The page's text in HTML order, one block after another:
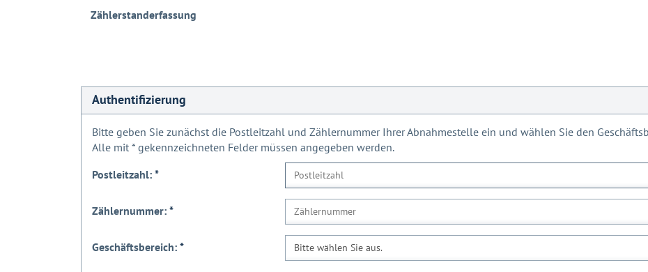
Zählerstanderfassung
Authentifizierung
Bitte geben Sie zunächst die Postleitzahl und Zählernummer Ihrer Abnahmestelle ein und wählen Sie den
Alle mit *gekennzeichneten Felder müssen angegeben werden.
Postleitzahl: *
Zählernummer: *
Geschäftsbereich: * Bitte wählen Sie aus.